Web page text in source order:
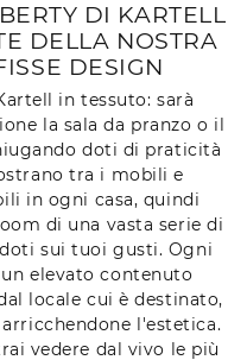
DI KARTELL
DELLA NOSTRA
DESIGN
in tessuto: sarà
la sala da pranzo o il
doti di praticità
tra i mobili e
in ogni casa, quindi
di una vasta serie di
sui tuoi gusti. Ogni
elevato contenuto
locale cui è destinato,
l'estetica.
vedere dal vivo le più